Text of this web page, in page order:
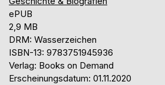
ePUB
2,9 MB
DRM: Wasserzeichen
ISBN-13: 9783751945936
Verlag: Books on Demand
Erscheinungsdatum: 01.11.2020